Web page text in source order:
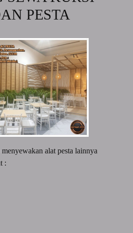
PESTA
alat pesta lainnya
: